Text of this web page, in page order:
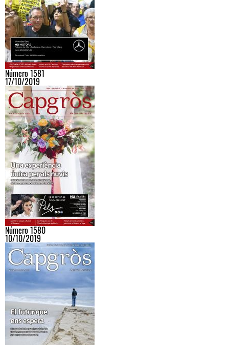
Número 1581
17/10/2019
Número 1580
10/10/2019